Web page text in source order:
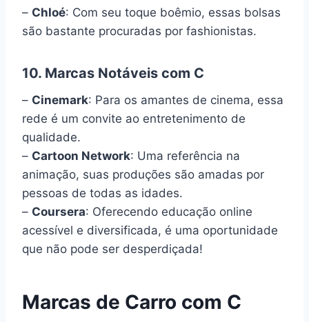
– Chloé: Com seu toque boêmio, essas bolsas
são bastante procuradas por fashionistas.
10. Marcas Notáveis com C
– Cinemark: Para os amantes de cinema, essa
rede é um convite ao entretenimento de
qualidade.
– Cartoon Network: Uma referência na
animação, suas produções são amadas por
pessoas de todas as idades.
– Coursera: Oferecendo educação online
acessível e diversificada, é uma oportunidade
que não pode ser desperdiçada!
Marcas de Carro com C